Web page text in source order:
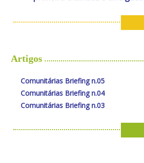
Artigos
Comunitárias Briefing n.05
Comunitárias Briefing n.04
Comunitárias Briefing n.03